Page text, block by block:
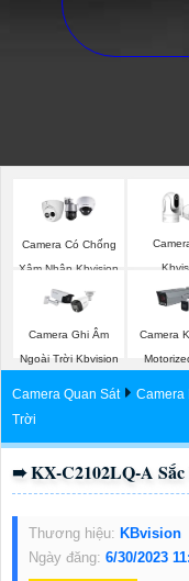
Camera Có Chống
Xâm Nhập Kbvision
Camera Ghi Âm
Ngoài Trời Kbvision
Camera
Camera Quan Sát Camera
Trời
➠ KX-C2102LQ-A
Thương hiệu: KBvision
Ngày đăng: 6/30/2023